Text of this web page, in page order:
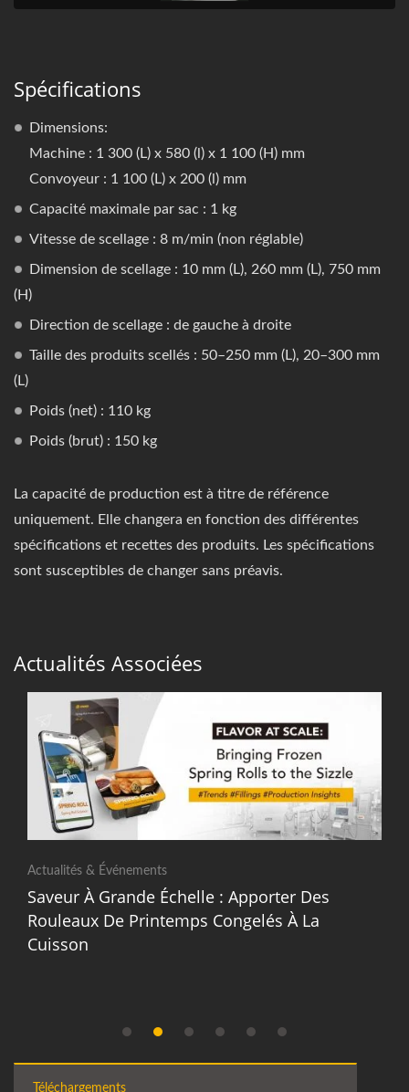
Spécifications
Dimensions:
Machine : 1 300 (L) x 580 (l) x 1 100 (H) mm
Convoyeur : 1 100 (L) x 200 (l) mm
Capacité maximale par sac : 1 kg
Vitesse de scellage : 8 m/min (non réglable)
Dimension de scellage : 10 mm (L), 260 mm (L), 750 mm
(H)
Direction de scellage : de gauche à droite
Taille des produits scellés : 50–250 mm (L), 20–300 mm
(L)
Poids (net) : 110 kg
Poids (brut) : 150 kg
La capacité de production est à titre de référence
uniquement. Elle changera en fonction des différentes
spécifications et recettes des produits. Les spécifications
sont susceptibles de changer sans préavis.
Actualités Associées
Actualités & Événements
Saveur À Grande Échelle : Apporter Des
Rouleaux De Printemps Congelés À La
Cuisson
Téléchargements